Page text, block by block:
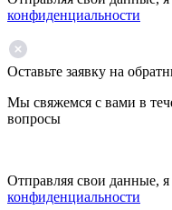
конфиденциальности
Оставьте заявку на
Мы свяжемся с вами в
вопросы
Отправляя свои данные,
конфиденциальности